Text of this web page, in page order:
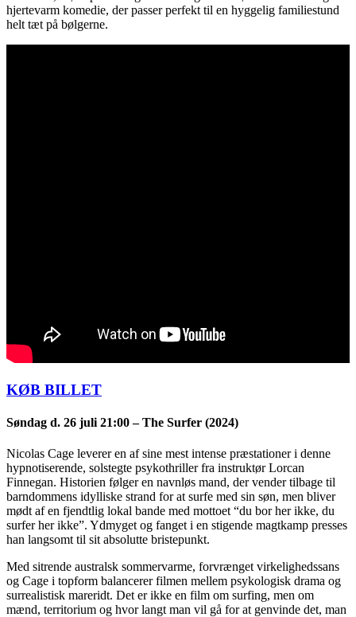
hjertevarm komedie, der passer perfekt til en hyggelig familiestund
helt tæt på bølgerne.
KØB BILLET
Søndag d. 26 juli 21:00 – The Surfer (2024)
Nicolas Cage leverer en af sine mest intense præstationer i denne
hypnotiserende, solstegte psykothriller fra instruktør Lorcan
Finnegan. Historien følger en navnløs mand, der vender tilbage til
barndommens idylliske strand for at surfe med sin søn, men bliver
mødt af en fjendtlig lokal bande med mottoet “du bor her ikke, du
surfer her ikke”. Ydmyget og fanget i en stigende magtkamp presses
han langsomt til sit absolutte bristepunkt.
Med sitrende australsk sommervarme, forvrænget virkelighedssans
og Cage i topform balancerer filmen mellem psykologisk drama og
surrealistisk mareridt. Det er ikke en film om surfing, men om
mænd, territorium og hvor langt man vil gå for at genvinde det, man